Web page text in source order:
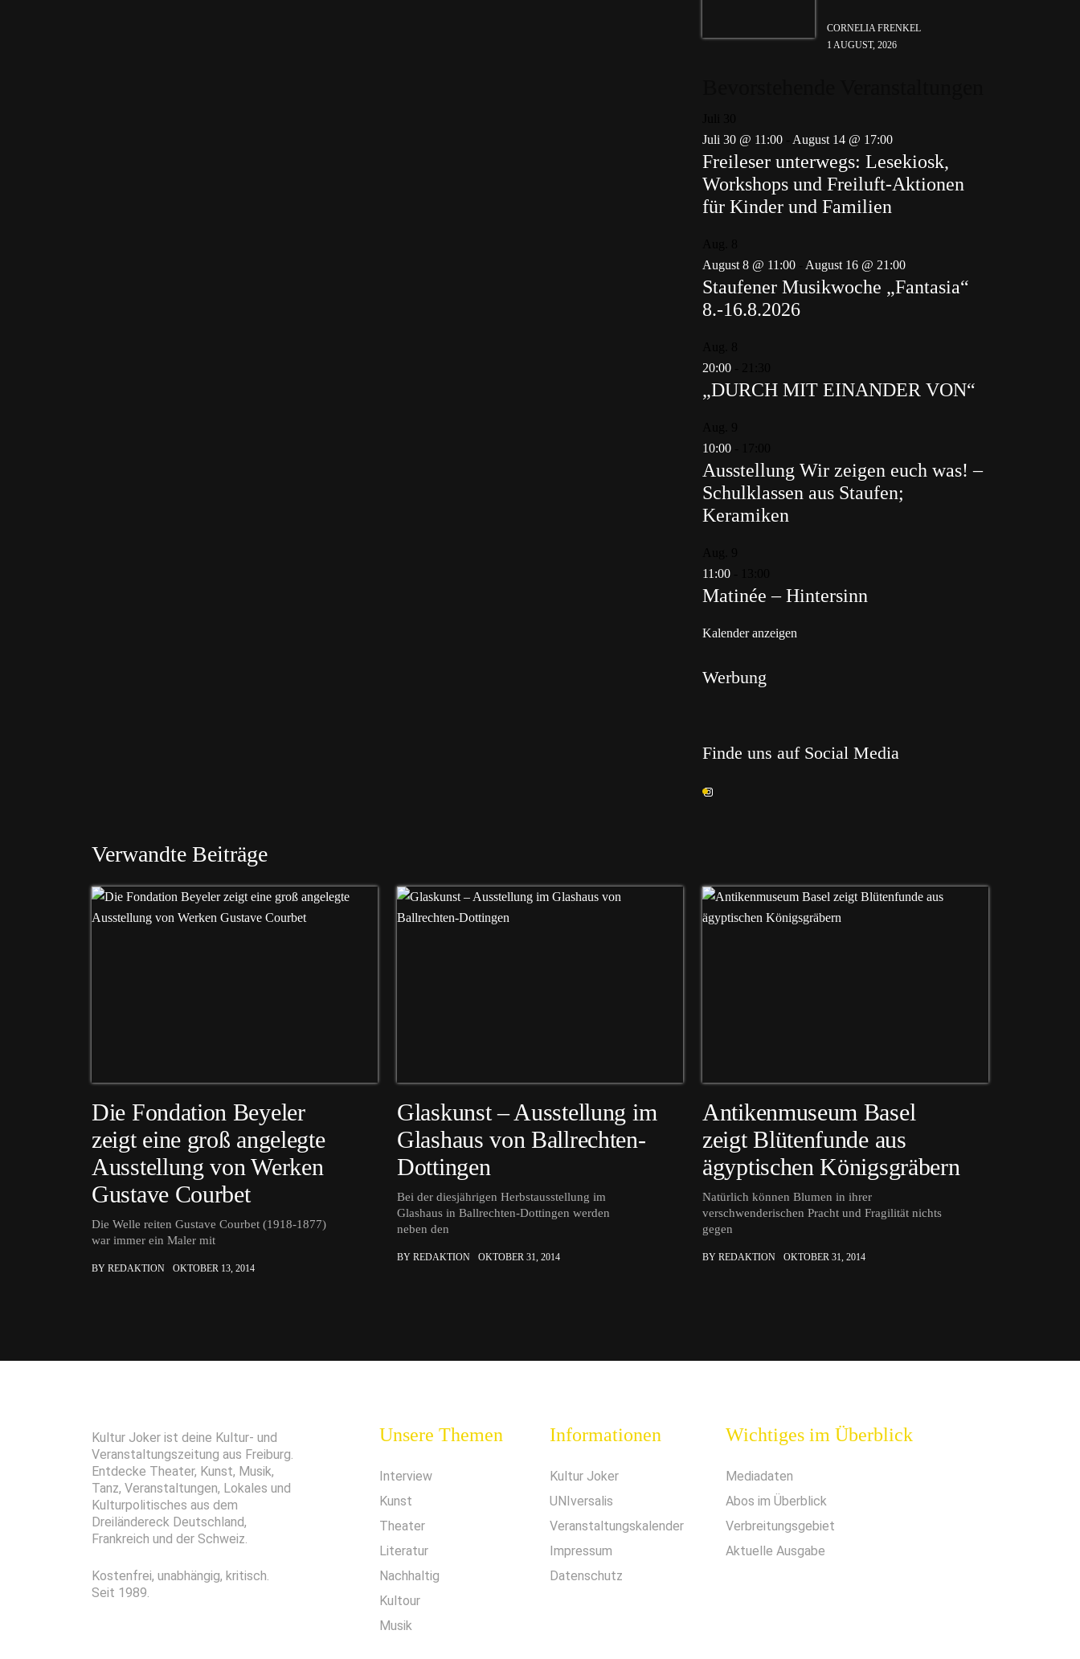
CORNELIA FRENKEL
1 AUGUST, 2026
Juli 30 @ 11:00
August 14 @ 17:00
Freileser unterwegs: Lesekiosk,
Workshops und Freiluft-Aktionen
für Kinder und Familien
August 8 @ 11:00
August 16 @ 21:00
Staufener Musikwoche „Fantasia“
8.-16.8.2026
20:00
„DURCH MIT EINANDER VON“
10:00
Ausstellung Wir zeigen euch was! –
Schulklassen aus Staufen;
Keramiken
11:00
Matinée – Hintersinn
Kalender anzeigen
Werbung
Finde uns auf Social Media
Verwandte Beiträge
Die Fondation Beyeler
zeigt eine groß angelegte
Ausstellung von Werken
Gustave Courbet
Die Welle reiten Gustave Courbet (1918-1877)
war immer ein Maler mit
BY REDAKTION OKTOBER 13, 2014
Glaskunst – Ausstellung im
Glashaus von Ballrechten-
Dottingen
Bei der diesjährigen Herbstausstellung im
Glashaus in Ballrechten-Dottingen werden
neben den
BY REDAKTION OKTOBER 31, 2014
Antikenmuseum Basel
zeigt Blütenfunde aus
ägyptischen Königsgräbern
Natürlich können Blumen in ihrer
verschwenderischen Pracht und Fragilität nichts
gegen
BY REDAKTION OKTOBER 31, 2014
Kultur Joker ist deine Kultur- und
Veranstaltungszeitung aus Freiburg.
Entdecke Theater, Kunst, Musik,
Tanz, Veranstaltungen, Lokales und
Kulturpolitisches aus dem
Dreiländereck Deutschland,
Frankreich und der Schweiz.
Kostenfrei, unabhängig, kritisch.
Seit 1989.
Unsere Themen
Interview
Kunst
Theater
Literatur
Nachhaltig
Kultour
Musik
Informationen
Kultur Joker
UNIversalis
Veranstaltungskalender
Impressum
Datenschutz
Wichtiges im Überblick
Mediadaten
Abos im Überblick
Verbreitungsgebiet
Aktuelle Ausgabe